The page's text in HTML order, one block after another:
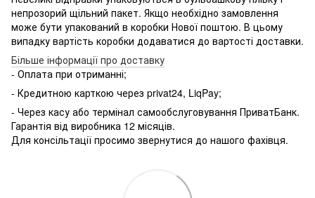
непрозорий щільний пакет. Якщо необхідно замовлення
може бути упакований в коробки Нової поштою. В цьому
випадку вартість коробки додаватися до вартості доставки.
Більше інформації про доставку
- Оплата при отриманні;
- Кредитною карткою через privat24, LiqPay;
- Через касу або термінал самообслуговування ПриватБанк.
Гарантія від виробника 12 місяців.
Для консільтації просимо звернутися до нашого фахівця.